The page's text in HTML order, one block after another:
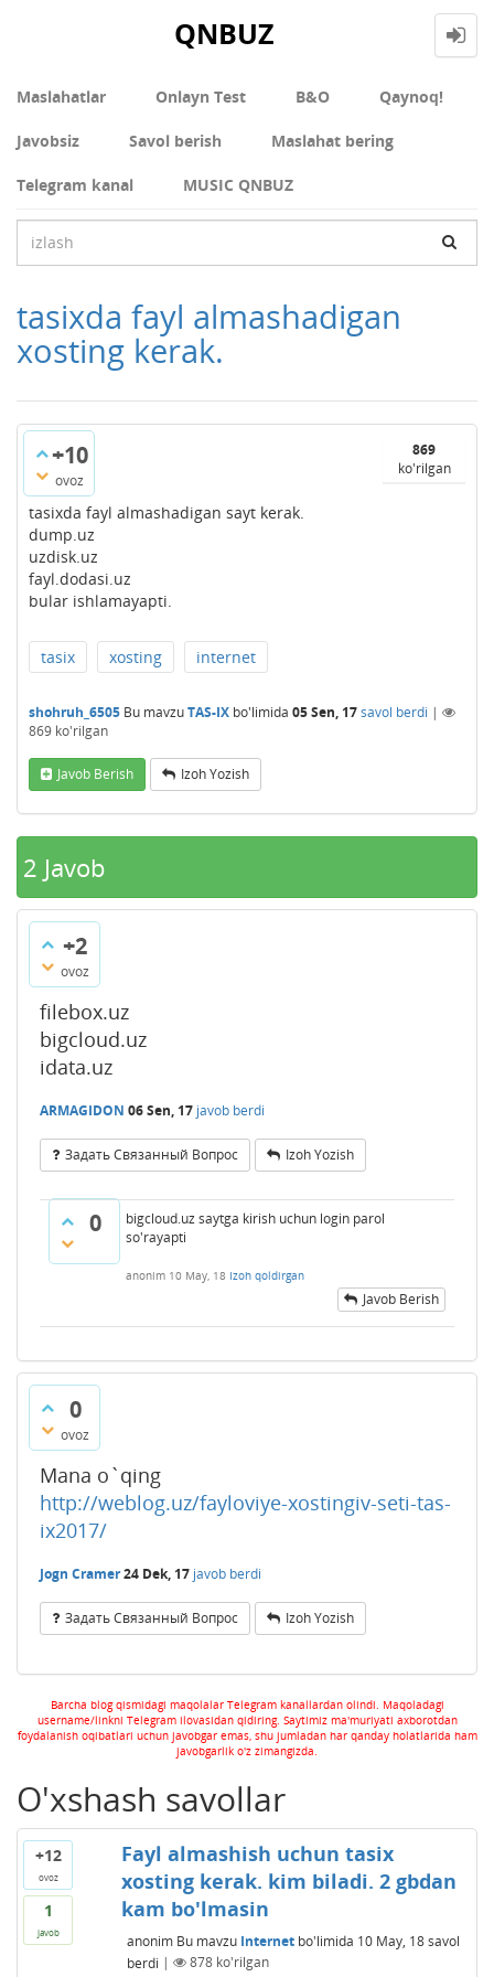
QNBUZ
Maslahatlar Onlayn Test В&О Qaynoq!
Javobsiz Savol berish Maslahat bering
Telegram kanal MUSIC QNBUZ
tasixda fayl almashadigan
xosting kerak.
+10
ovoz
869
ko'rilgan
tasixda fayl almashadigan sayt kerak.
dump.uz
uzdisk.uz
fayl.dodasi.uz
bular ishlamayapti.
tasix xosting internet
shohruh_6505 Bu mavzuTAS-IX bo'limida 05 Sen, 17savol berdi |
869 ko'rilgan
Javob Berish Izoh Yozish
2 Javob
+2
ovoz
filebox.uz
bigcloud.uz
idata.uz
ARMAGIDON 06 Sen, 17 javob berdi
Задать Связанный Вопрос Izoh Yozish
0
bigcloud.uz saytga kirish uchun login parol
so'rayapti
anonim 10 May, 18 Izoh qoldirgan
Javob Berish
0
ovoz
Mana o`qing
http://weblog.uz/fayloviye-xostingiv-seti-tas-
ix2017/
Jogn Cramer24 Dek, 17 javob berdi
Задать Связанный Вопрос Izoh Yozish
Barcha blog qismidagi maqolalar Telegram kanallardan olindi. Maqoladagi
username/linkni Telegram ilovasidan qidiring. Saytimiz ma'muriyati axborotdan
foydalanish oqibatlari uchun javobgar emas, shu jumladan har qanday holatlarida ham
javobgarlik o'z zimangizda.
O'xshash savollar
+12
ovoz
1
javob
Fayl almashish uchun tasix
xosting kerak. kim biladi. 2 gbdan
kam bo'lmasin
anonim Bu mavzu Internetbo'limida 10 May, 18 savol
berdi | 878ko'rilgan